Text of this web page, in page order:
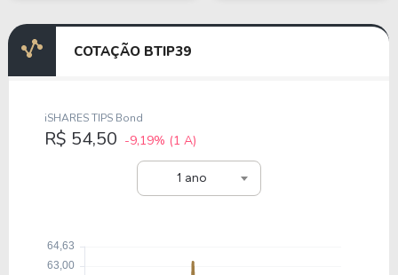
COTAÇÃO BTIP39
1 ano
iSHARES TIPS Bond
R$ 54,50 -9,19% (1 A)